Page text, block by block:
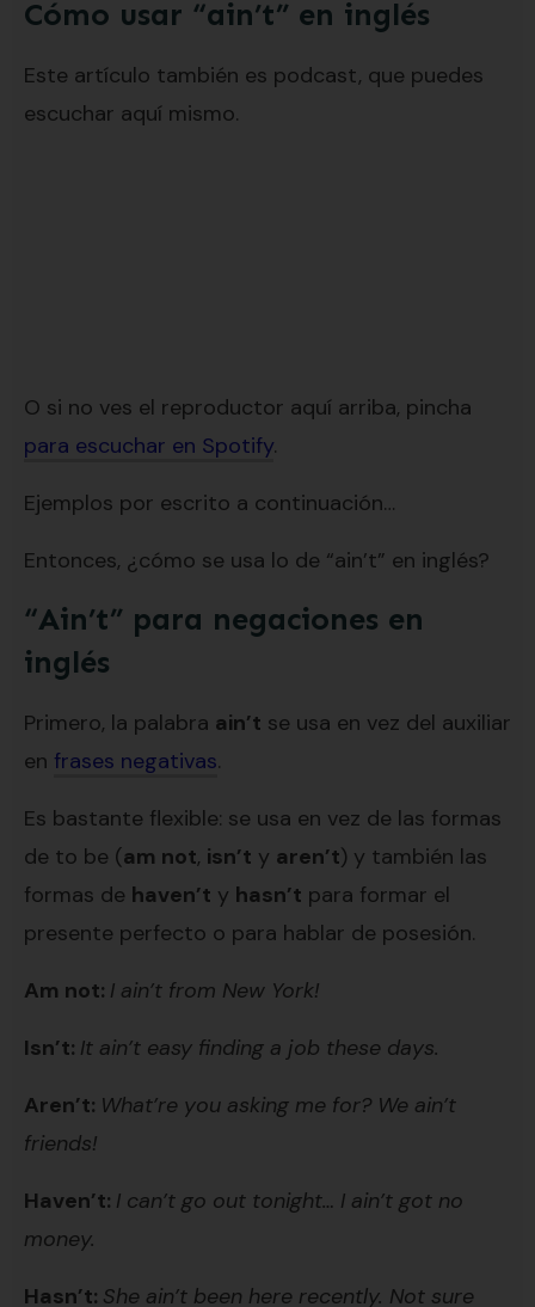
Cómo usar “ain’t” en inglés
Este artículo también es podcast, que puedes
escuchar aquí mismo.
O si no ves el reproductor aquí arriba, pincha
para escuchar en Spotify.
Ejemplos por escrito a continuación…
Entonces, ¿cómo se usa lo de “ain’t” en inglés?
“Ain’t” para negaciones en
inglés
Primero, la palabra ain’t se usa en vez del auxiliar
en frases negativas.
Es bastante flexible: se usa en vez de las formas
de to be (am not, isn’t y aren’t) y también las
formas de haven’t y hasn’t para formar el
presente perfecto o para hablar de posesión.
Am not: I ain’t from New York!
Isn’t: It ain’t easy finding a job these days.
Aren’t: What’re you asking me for? We ain’t
friends!
Haven’t: I can’t go out tonight… I ain’t got no
money.
Hasn’t: She ain’t been here recently. Not sure